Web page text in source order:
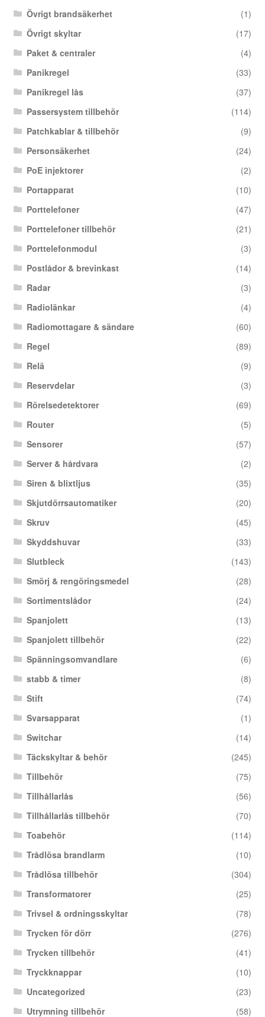
Övrigt brandsäkerhet
(1)
Övrigt skyltar
(17)
Paket & centraler
(4)
Panikregel
(33)
Panikregel lås
(37)
Passersystem tillbehör
(114)
Patchkablar & tillbehör
(9)
Personsäkerhet
(24)
PoE injektorer
(2)
Portapparat
(10)
Porttelefoner
(47)
Porttelefoner tillbehör
(21)
Porttelefonmodul
(3)
Postlådor & brevinkast
(14)
Radar
(3)
Radiolänkar
(4)
Radiomottagare & sändare
(60)
Regel
(89)
Relä
(9)
Reservdelar
(3)
Rörelsedetektorer
(69)
Router
(5)
Sensorer
(57)
Server & hårdvara
(2)
Siren & blixtljus
(35)
Skjutdörrsautomatiker
(20)
Skruv
(45)
Skyddshuvar
(33)
Slutbleck
(143)
Smörj & rengöringsmedel
(28)
Sortimentslådor
(24)
Spanjolett
(13)
Spanjolett tillbehör
(22)
Spänningsomvandlare
(6)
stabb & timer
(8)
Stift
(74)
Svarsapparat
(1)
Switchar
(14)
Täckskyltar & behör
(245)
Tillbehör
(75)
Tillhållarlås
(56)
Tillhållarlås tillbehör
(70)
Toabehör
(114)
Trådlösa brandlarm
(10)
Trådlösa tillbehör
(304)
Transformatorer
(25)
Trivsel & ordningsskyltar
(78)
Trycken för dörr
(276)
Trycken tillbehör
(41)
Tryckknappar
(10)
Uncategorized
(23)
Utrymning tillbehör
(58)